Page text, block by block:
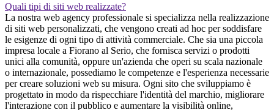
Quali tipi di siti web realizzate?
La nostra web agency professionale si specializza nella realizzazione
di siti web personalizzati, che vengono creati ad hoc per soddisfare
le esigenze di ogni tipo di attività commerciale. Che sia una piccola
impresa locale a Fiorano al Serio, che fornisca servizi o prodotti
unici alla comunità, oppure un'azienda che operi su scala nazionale
o internazionale, possediamo le competenze e l'esperienza necessarie
per creare soluzioni web su misura. Ogni sito che sviluppiamo è
progettato in modo da rispecchiare l'identità del marchio, migliorare
l'interazione con il pubblico e aumentare la visibilità online,